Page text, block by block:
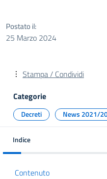
Postato il:
25 Marzo 2024
Stampa / Condividi
Categorie
Decreti News 2021/
Indice
Contenuto